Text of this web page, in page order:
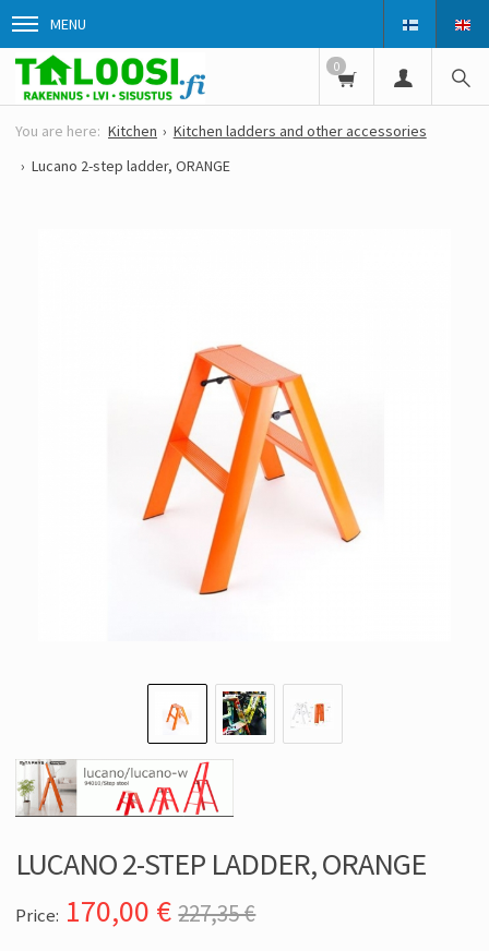
MENU
0
Kitchen
Kitchen ladders and other accessories
Lucano 2-step ladder, ORANGE
LUCANO 2-STEP LADDER, ORANGE
Price: 170,00 € 227,35 €